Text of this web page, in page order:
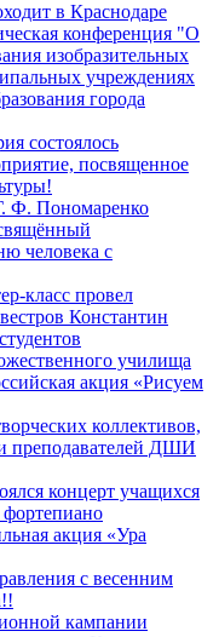
в Краснодаре
конференция "О
изобразительных
учреждениях
города
состоялось
посвященное
Ф. Пономаренко
человека с
класс провел
Константин
училища
акция «Рисуем
коллективов,
преподавателей ДШИ
концерт учащихся
акция «Ура
с весенним
кампании